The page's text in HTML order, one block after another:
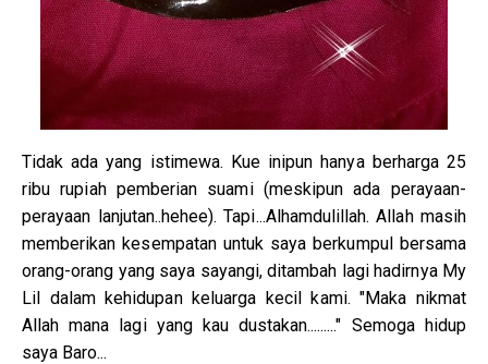
Tidak ada yang istimewa. Kue inipun hanya berharga 25
ribu rupiah pemberian suami (meskipun ada perayaan-
perayaan lanjutan..hehee). Tapi...Alhamdulillah. Allah masih
memberikan kesempatan untuk saya berkumpul bersama
orang-orang yang saya sayangi, ditambah lagi hadirnya My
Lil dalam kehidupan keluarga kecil kami. "Maka nikmat
Allah mana lagi yang kau dustakan........." Semoga hidup
saya Baro...